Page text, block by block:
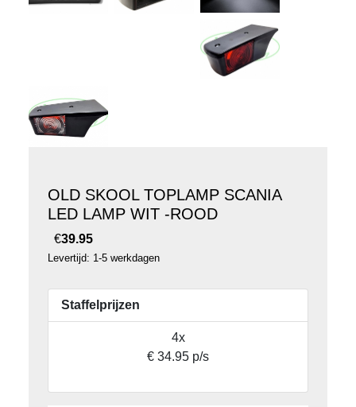
OLD SKOOL TOPLAMP SCANIA
LED LAMP WIT -ROOD
€39.95
Levertijd: 1-5 werkdagen
Staffelprijzen
4x
€ 34.95 p/s